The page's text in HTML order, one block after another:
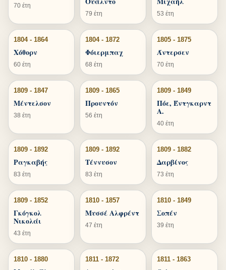
70 έτη
79 έτη 53 έτη
1804 - 1864
Χόθορν
60 έτη
1804 - 1872
Φόιερμπαχ
68 έτη
1805 - 1875
Άντερσεν
70 έτη
1809 - 1847
Μέντελσον
38 έτη
1809 - 1865
Προυντόν
56 έτη
1809 - 1849
Πόε, Έντγκαρντ
Α.
40 έτη
1809 - 1892
Ραγκαβής
83 έτη
1809 - 1892
Τέννυσον
83 έτη
1809 - 1882
Δαρβίνος
73 έτη
1809 - 1852
Γκόγκολ
Νικολάι
43 έτη
1810 - 1857
Μυσσέ Αλφρέντ
47 έτη
1810 - 1849
Σοπέν
39 έτη
1810 - 1880 1811 - 1872 1811 - 1863